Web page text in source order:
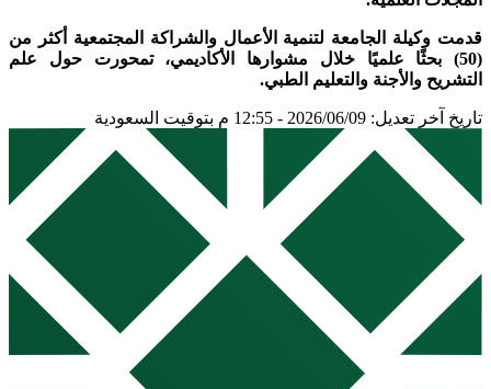
قدمت وكيلة الجامعة لتنمية الأعمال والشراكة المجتمعية أكثر من
(50) بحثًا علميًا خلال مشوارها الأكاديمي، تمحورت حول علم
التشريح والأجنة والتعليم الطبي.
تاريخ آخر تعديل: 2026/06/09 - 12:55 م بتوقيت السعودية